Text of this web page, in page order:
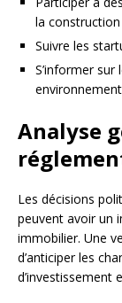
la construction
Suivre les
S’informer
Analyse
Les décisions
peuvent avoir un
immobilier. Une
d’anticiper les
d’investissement